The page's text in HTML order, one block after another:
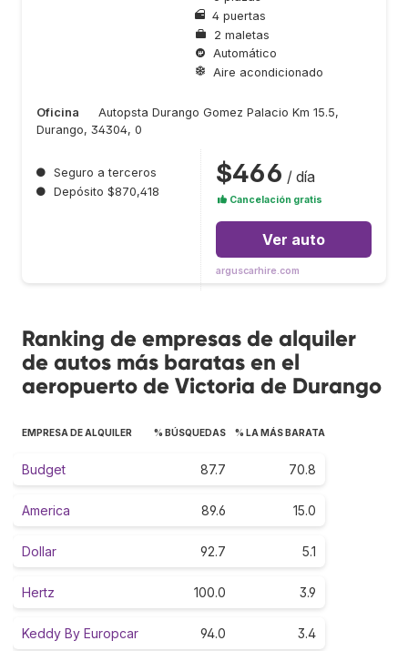
4 puertas
2 maletas
Automático
Aire acondicionado
Oficina
Autopsta Durango Gomez Palacio Km 15.5,
Durango, 34304, 0
● Seguro a terceros
● Depósito $870,418
$466 / día
Cancelación gratis
Ver auto
arguscarhire.com
Ranking de empresas de alquiler
de autos más baratas en el
aeropuerto de Victoria de Durango
EMPRESA DE ALQUILER % BÚSQUEDAS % LA MÁS BARATA
Budget 87.7 70.8
America 89.6 15.0
Dollar 92.7 5.1
Hertz 100.0 3.9
Keddy By Europcar 94.0 3.4